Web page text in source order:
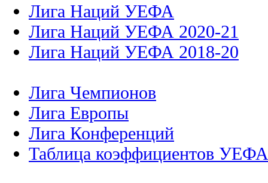
Лига Наций УЕФА
Лига Наций УЕФА 2020-21
Лига Наций УЕФА 2018-20
Лига Чемпионов
Лига Европы
Лига Конференций
Таблица коэффициентов УЕФА